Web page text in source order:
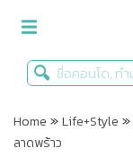
รีวิวคอนโด
Home »Life+Style »
ลาดพร้าว